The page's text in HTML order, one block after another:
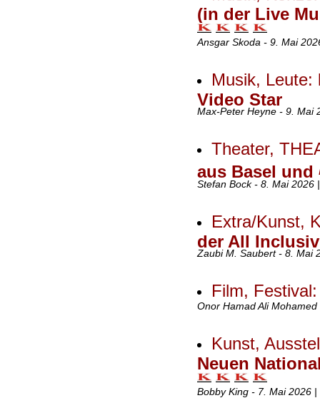
(in der Live
Ansgar Skoda - 9. Mai
Musik, Leute:
Video Star
Max-Peter Heyne - 9. Mai
Theater,
aus Basel und
Stefan Bock - 8. Mai 2026
Extra/Kunst,
der All
Zaubi M. Saubert - 8. Mai
Film,
Onor Hamad Ali
Kunst,
Neuen
Bobby King - 7. Mai 2026 |